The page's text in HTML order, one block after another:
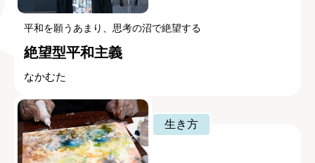
平和を願うあまり、思考の沼で絶望する
絶望型平和主義
なかむた
生き方